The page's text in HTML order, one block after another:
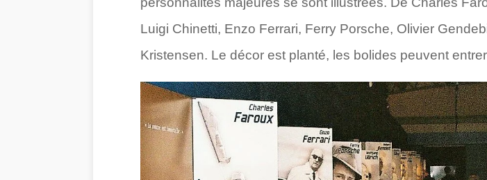
Luigi Chinetti, Enzo Ferrari, Ferry Porsche, Olivier
Kristensen. Le décor est planté, les bolides peuvent